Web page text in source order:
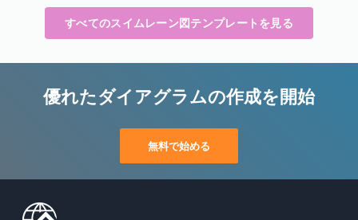
すべてのスイムレーン図テンプレートを見る
優れたダイアグラムの作成を開始
無料で始める